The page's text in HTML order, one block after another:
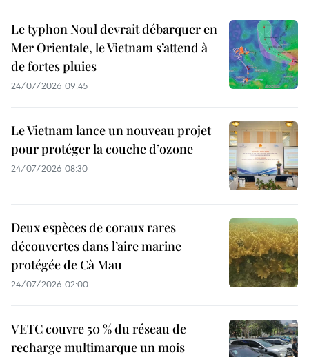
Le typhon Noul devrait débarquer en
Mer Orientale, le Vietnam s’attend à
de fortes pluies
24/07/2026 09:45
Le Vietnam lance un nouveau projet
pour protéger la couche d’ozone
24/07/2026 08:30
Deux espèces de coraux rares
découvertes dans l’aire marine
protégée de Cà Mau
24/07/2026 02:00
VETC couvre 50 % du réseau de
recharge multimarque un mois